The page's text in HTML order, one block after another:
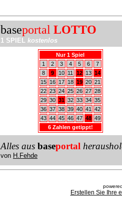
baseportal LOTTO
1 SPIEL kostenlos
Nur 1 Spiel
1
2 3 4 5 6
7
8
9 10 11 12 13 14
15
16 17 18 19 20 21
22 23 24 25 26 27 28
29 30 31 32 33 34 35
36 37 38 39 40 41
42
43 44 45 46 47 48 49
6 Zahlen getippt!
Alles aus baseportal
von H.Fehde
Erstellen Sie Ihre